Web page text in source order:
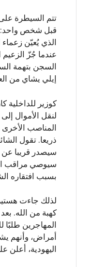
تتم السيطرة
قبل شخص واحد:
الذي يُعيّن
عندما جُزّ الزعيم
السجن بتهمة
إيلي يشاي من
كوزير للداخلية
لنقل الأموال
المناصب
ذريعا. تقول
سيصدر قريبا
سيوصي مراقب
بسبب افتقاره
لذلك جاءت
كهبة من الله.
المهاجرين
أمراض، وأنهم
اليهودية، أعلن